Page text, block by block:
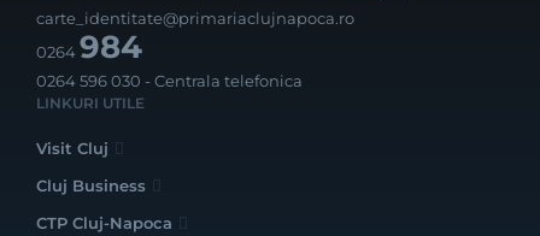
carte_identitate@primariaclujnapoca.ro
0264984
0264 596 030 - Centrala telefonica
LINKURI UTILE
Visit Cluj
Cluj Business
CTP Cluj-Napoca